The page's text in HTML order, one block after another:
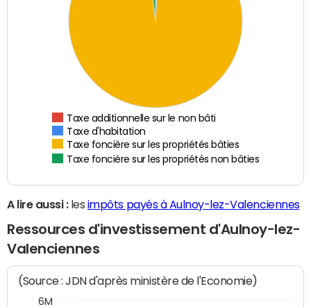
Taxe additionnelle sur le non bâti
Taxe d'habitation
Taxe foncière sur les propriétés bâties
Taxe foncière sur les propriétés non bâties
A lire aussi :les impôts payés à Aulnoy-lez-Valenciennes
Ressources d'investissement d'Aulnoy-lez-
Valenciennes
(Source : JDN d'après ministère de l'Economie)
6M